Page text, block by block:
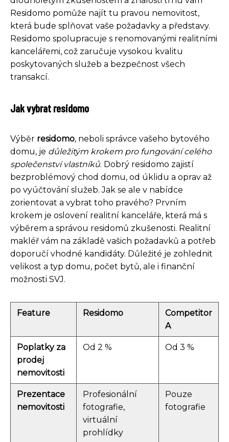
Residomo pomůže najít tu pravou nemovitost,
která bude splňovat vaše požadavky a představy.
Residomo spolupracuje s renomovanými realitními
kancelářemi, což zaručuje vysokou kvalitu
poskytovaných služeb a bezpečnost všech
transakcí.
Jak vybrat residomo
Výběr residomo, neboli správce vašeho bytového
domu, je důležitým krokem pro fungování celého
společenství vlastníků. Dobrý residomo zajistí
bezproblémový chod domu, od úklidu a oprav až
po vyúčtování služeb. Jak se ale v nabídce
zorientovat a vybrat toho pravého? Prvním
krokem je oslovení realitní kanceláře, která má s
výběrem a správou residomů zkušenosti. Realitní
makléř vám na základě vašich požadavků a potřeb
doporučí vhodné kandidáty. Důležité je zohlednit
velikost a typ domu, počet bytů, ale i finanční
možnosti SVJ.
Feature Residomo
Competitor
A
Poplatky za
prodej
nemovitosti
Od 2 % Od 3 %
Prezentace
nemovitosti
Profesionální
fotografie,
virtuální
prohlídky
Pouze
fotografie